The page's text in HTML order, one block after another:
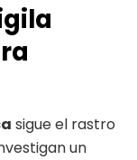
sigue el rastro
un